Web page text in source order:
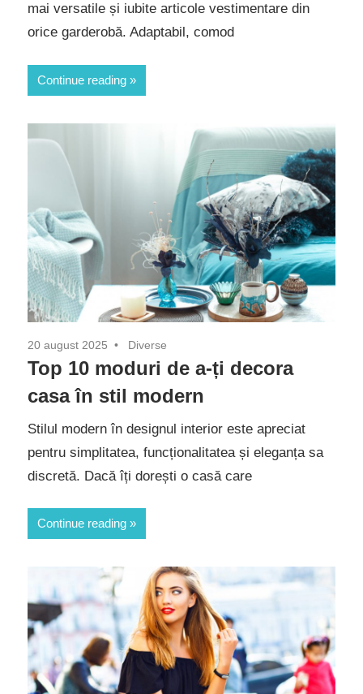
mai versatile și iubite articole vestimentare din
orice garderobă. Adaptabil, comod
Continue reading
20 august 2025 Diverse
Top 10 moduri de a-ți decora
casa în stil modern
Stilul modern în designul interior este apreciat
pentru simplitatea, funcționalitatea și eleganța sa
discretă. Dacă îți dorești o casă care
Continue reading